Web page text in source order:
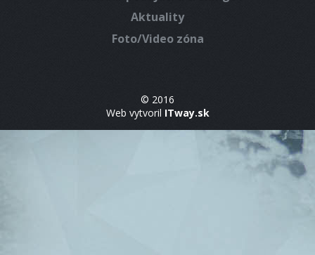
Aktuality
Foto/Video zóna
© 2016
Web vytvoril ITway.sk